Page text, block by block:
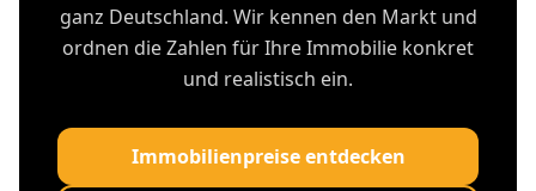
ganz Deutschland. Wir kennen den Markt und
ordnen die Zahlen für Ihre Immobilie konkret
und realistisch ein.
Immobilienpreise entdecken